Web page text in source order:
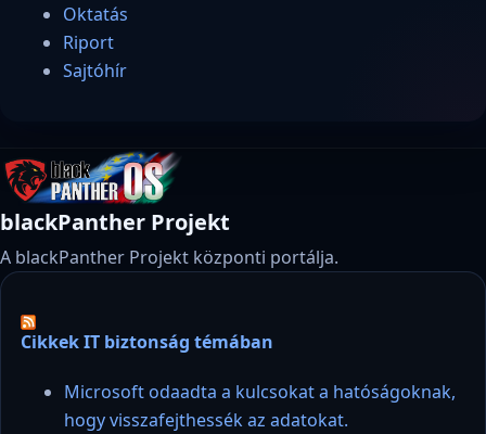
Oktatás
Riport
Sajtóhír
blackPanther Projekt
A blackPanther Projekt központi portálja.
Cikkek IT biztonság témában
Microsoft odaadta a kulcsokat a hatóságoknak,
hogy visszafejthessék az adatokat.